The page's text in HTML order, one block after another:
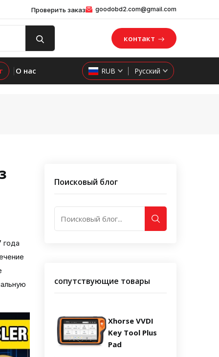
Проверить заказ goodobd2.com@gmail.com
контакт
О нас RUB Русский
года
Поисковый блог
сопутствующие товары
Xhorse VVDI
Key Tool Plus
Pad